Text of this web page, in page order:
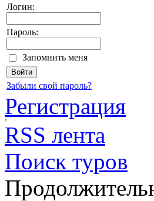
Логин:
Пароль:
Запомнить меня
Забыли свой пароль?
Регистрация
RSS лента
Поиск туров